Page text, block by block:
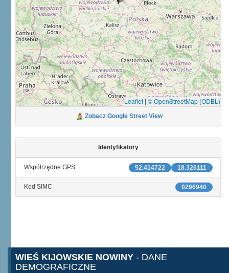
Leaflet | © OpenStreetMap (ODBL)
Zobacz Google Street View
Identyfikatory
18.326111
52.414722
Współrzędne GPS
0296940
Kod SIMC
WIEŚ KIJOWSKIE NOWINY - DANE
DEMOGRAFICZNE